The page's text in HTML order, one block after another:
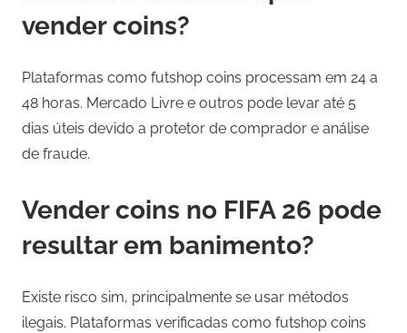
vender coins?
Plataformas como futshop coins processam em 24 a
48 horas. Mercado Livre e outros pode levar até 5
dias úteis devido a protetor de comprador e análise
de fraude.
Vender coins no FIFA 26 pode
resultar em banimento?
Existe risco sim, principalmente se usar métodos
ilegais. Plataformas verificadas como futshop coins